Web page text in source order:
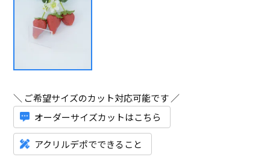
＼ ご希望サイズのカット対応可能です ／
オーダーサイズカットはこちら
アクリルデポでできること